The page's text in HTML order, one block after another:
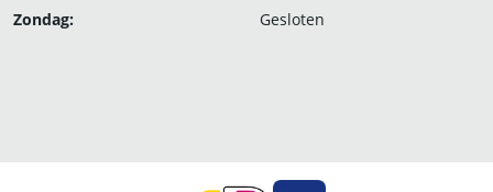
Zondag:
Gesloten